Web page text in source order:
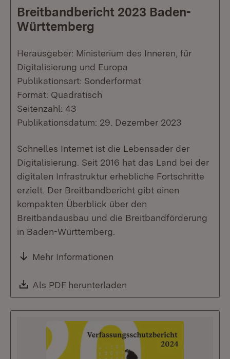
Breitbandbericht 2023 Baden-
Württemberg
Herausgeber: Ministerium des Inneren, für
Digitalisierung und Europa
Publikationsart: Sonderformat
Format: Quadratisch
Seitenzahl: 43
Publikationsdatum: 29. Dezember 2023
Schnelles Internet ist die Lebensader der
Digitalisierung. Seit 2016 hat das Land bei der
digitalen Infrastruktur erhebliche Fortschritte
erzielt. Der Breitbandbericht gibt einen
kompakten Überblick über den
Breitbandausbau und die Breitbandförderung
in Baden-Württemberg.
Mehr Informationen
Download:
Als PDF herunterladen